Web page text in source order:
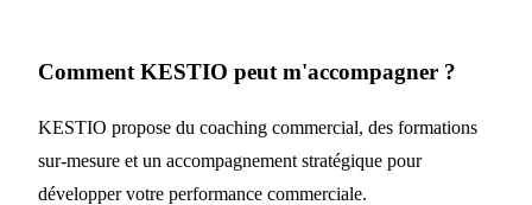
Comment KESTIO peut m'accompagner ?
KESTIO propose du coaching commercial, des formations
sur-mesure et un accompagnement stratégique pour
développer votre performance commerciale.